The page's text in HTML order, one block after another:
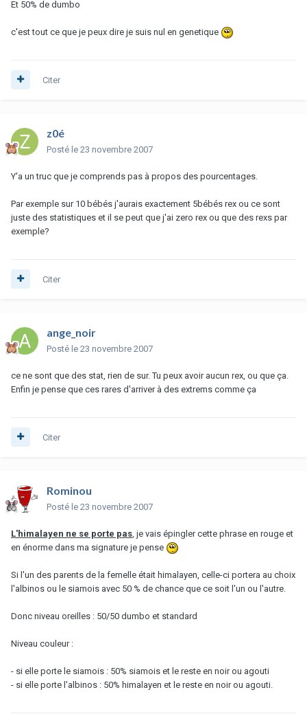
Et 50% de dumbo
c'est tout ce que je peux dire je suis nul en genetique
Citer
z0é
Posté le 23 novembre 2007
Y'a un truc que je comprends pas à propos des pourcentages.
Par exemple sur 10 bébés j'aurais exactement 5bébés rex ou ce sont
juste des statistiques et il se peut que j'ai zero rex ou que des rexs par
exemple?
Citer
ange_noir
Posté le 23 novembre 2007
ce ne sont que des stat, rien de sur. Tu peux avoir aucun rex, ou que ça.
Enfin je pense que ces rares d'arriver à des extrems comme ça
Citer
Rominou
Posté le 23 novembre 2007
L'himalayen ne se porte pas , je vais épingler cette phrase en rouge et
en énorme dans ma signature je pense
Si l'un des parents de la femelle était himalayen, celle-ci portera au choix
l'albinos ou le siamois avec 50 % de chance que ce soit l'un ou l'autre.
Donc niveau oreilles : 50/50 dumbo et standard
Niveau couleur :
- si elle porte le siamois : 50% siamois et le reste en noir ou agouti
- si elle porte l'albinos : 50% himalayen et le reste en noir ou agouti.